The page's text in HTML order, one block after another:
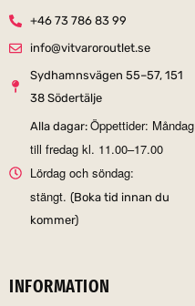
+46 73 786 83 99
info@vitvaroroutlet.se
Sydhamnsvägen 55–57, 151
38 Södertälje
Alla dagar: Öppettider: Måndag
till fredag kl. 11.00–17.00
Lördag och söndag:
stängt. (Boka tid innan du
kommer)
INFORMATION